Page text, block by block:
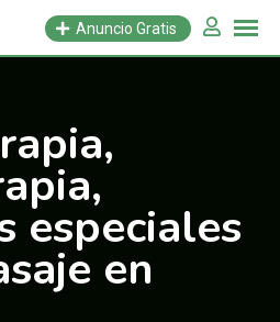
Anuncio Gratis
especiales
en